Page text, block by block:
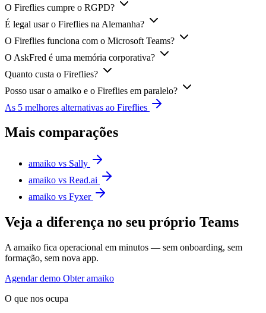
O Fireflies cumpre o RGPD?
É legal usar o Fireflies na Alemanha?
O Fireflies funciona com o Microsoft Teams?
O AskFred é uma memória corporativa?
Quanto custa o Fireflies?
Posso usar o amaiko e o Fireflies em paralelo?
As 5 melhores alternativas ao Fireflies
Mais comparações
amaiko vs Sally
amaiko vs Read.ai
amaiko vs Fyxer
Veja a diferença no seu próprio Teams
A amaiko fica operacional em minutos — sem onboarding, sem
formação, sem nova app.
Agendar demo Obter amaiko
O que nos ocupa